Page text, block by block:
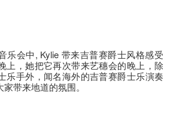
乐会中, Kylie 带来吉普赛爵士风格感受
上，她把它再次带来艺穗会的晚上，除
乐手外，闻名海外的吉普赛爵士乐演奏
带来地道的氛围。